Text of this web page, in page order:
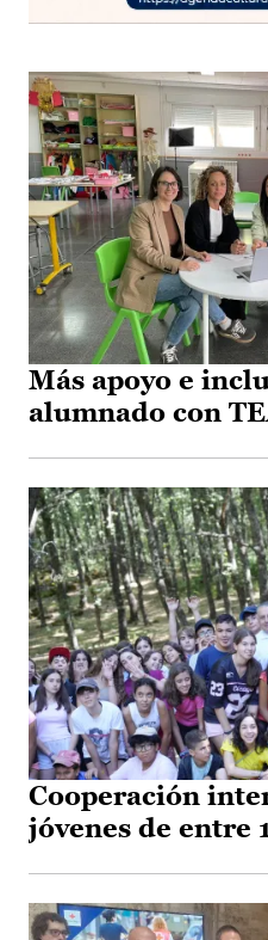
Más apoyo e
alumnado con
Cooperación
jóvenes de entre